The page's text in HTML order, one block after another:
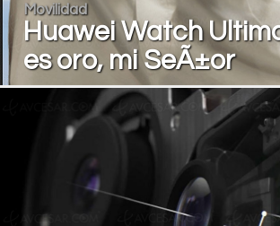
Movilidad
Huawei Watch
es oro, mi SeÃ±or